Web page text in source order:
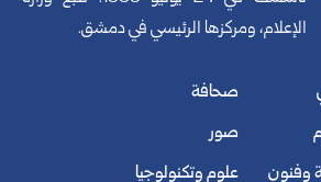
الإعلام، ومركزها الرئيسي في دمشق.
وفنون
صحافة
صور
علوم وتكنولوجيا